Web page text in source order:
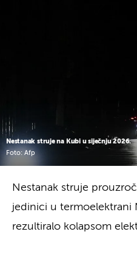
Nestanak struje na Kubi u siječnju 2026.
Foto: Afp
Nestanak struje
jedinici u termoelektrani
rezultiralo kolapsom